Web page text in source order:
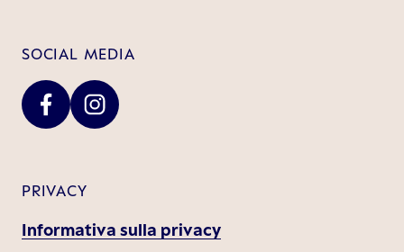
SOCIAL MEDIA
PRIVACY
Informativa sulla privacy